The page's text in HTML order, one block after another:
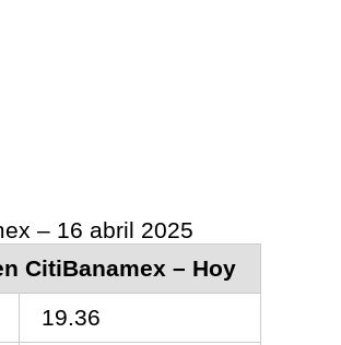
– 16 abril 2025
CitiBanamex – Hoy
19.36